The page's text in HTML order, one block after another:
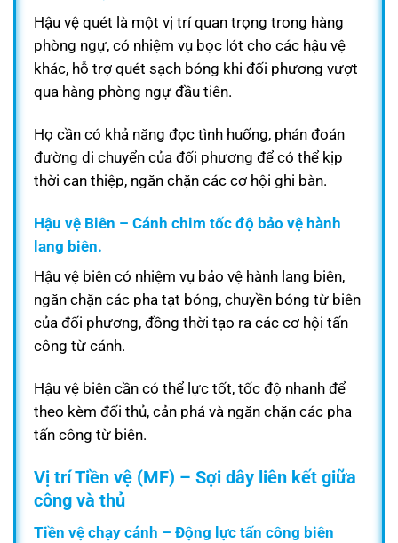
Hậu vệ quét là một vị trí quan trọng trong hàng
phòng ngự, có nhiệm vụ bọc lót cho các hậu vệ
khác, hỗ trợ quét sạch bóng khi đối phương vượt
qua hàng phòng ngự đầu tiên.
Họ cần có khả năng đọc tình huống, phán đoán
đường di chuyển của đối phương để có thể kịp
thời can thiệp, ngăn chặn các cơ hội ghi bàn.
Hậu vệ Biên – Cánh chim tốc độ bảo vệ hành
lang biên.
Hậu vệ biên có nhiệm vụ bảo vệ hành lang biên,
ngăn chặn các pha tạt bóng, chuyền bóng từ biên
của đối phương, đồng thời tạo ra các cơ hội tấn
công từ cánh.
Hậu vệ biên cần có thể lực tốt, tốc độ nhanh để
theo kèm đối thủ, cản phá và ngăn chặn các pha
tấn công từ biên.
Vị trí Tiền vệ (MF) – Sợi dây liên kết giữa
công và thủ
Tiền vệ chạy cánh – Động lực tấn công biên